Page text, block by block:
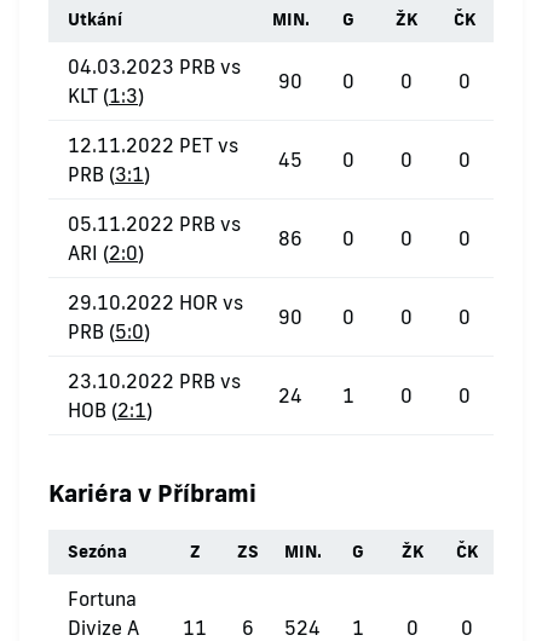
Utkání MIN. G ŽK ČK
04.03.2023 PRB vs
KLT (1:3)
90 0 0 0
12.11.2022 PET vs
PRB (3:1)
45 0 0 0
05.11.2022 PRB vs
ARI (2:0)
86 0 0 0
29.10.2022 HOR vs
PRB (5:0)
90 0 0 0
23.10.2022 PRB vs
HOB (2:1)
24 1 0 0
Kariéra v Příbrami
Sezóna Z ZS MIN. G ŽK ČK
Fortuna
Divize A
11 6 524 1 0 0